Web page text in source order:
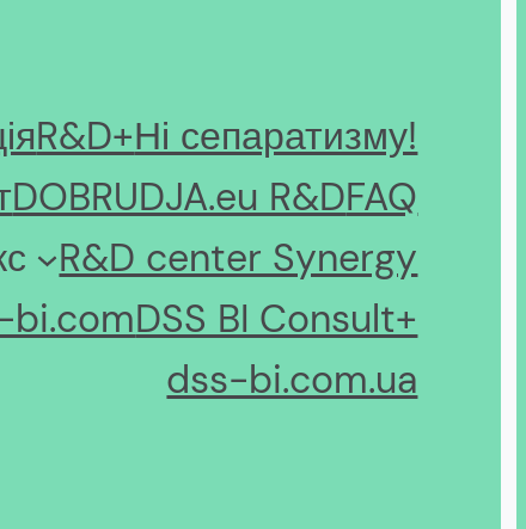
R&D+Ні сепаратизму!
DOBRUDJA.eu R&DFAQ
R&D center Synergy
bi.comDSS BI Consult+
dss-bi.com.ua